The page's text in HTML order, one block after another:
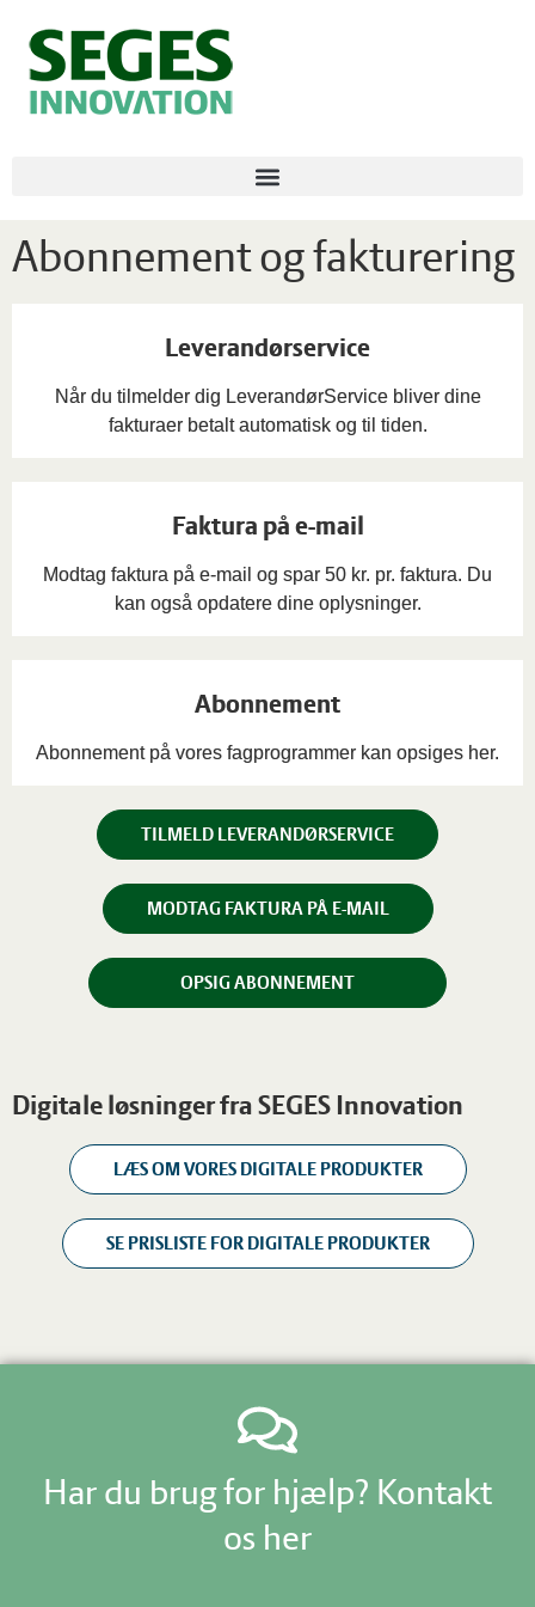
Abonnement og fakturering
Leverandørservice
Når du tilmelder dig LeverandørService bliver dine
fakturaer betalt automatisk og til tiden.
Faktura på e-mail
Modtag faktura på e-mail og spar 50 kr. pr. faktura. Du
kan også opdatere dine oplysninger.
Abonnement
Abonnement på vores fagprogrammer kan opsiges her.
TILMELD LEVERANDØRSERVICE
MODTAG FAKTURA PÅ E-MAIL
OPSIG ABONNEMENT
Digitale løsninger fra SEGES Innovation
LÆS OM VORES DIGITALE PRODUKTER
SE PRISLISTE FOR DIGITALE PRODUKTER
Har du brug for hjælp? Kontakt
os her